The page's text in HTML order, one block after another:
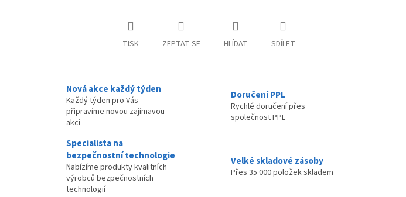
TISK ZEPTAT SE HLÍDAT SDÍLET
Nová akce každý týden
Každý týden pro Vás
připravíme novou zajímavou
akci
Doručení PPL
Rychlé doručení přes
společnost PPL
Specialista na
bezpečnostní technologie
Nabízíme produkty kvalitních
výrobců bezpečnostních
technologií
Velké skladové zásoby
Přes 35 000 položek skladem